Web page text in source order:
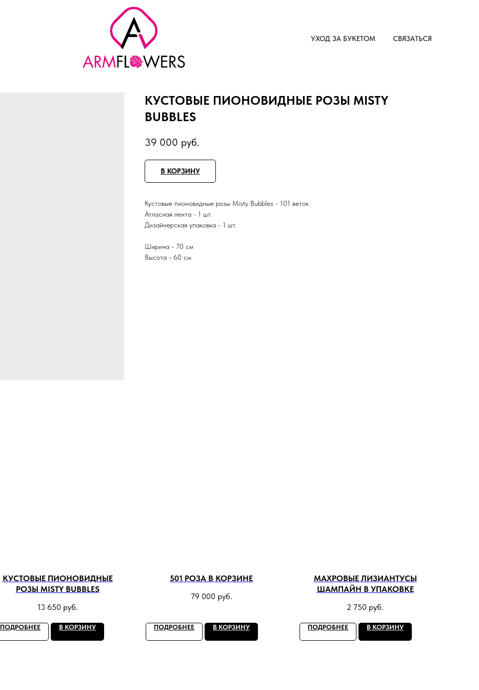
УХОД ЗА БУКЕТОМ СВЯЗАТЬСЯ
КУСТОВЫЕ ПИОНОВИДНЫЕ РОЗЫ MISTY
BUBBLES
39 000 руб.
В КОРЗИНУ
Кустовые пионовидные розы Misty Bubbles - 101 веток
Атласная лента - 1 шт.
Дизайнерская упаковка - 1 шт.
Ширина - 70 см
Высота - 60 см
КУСТОВЫЕ ПИОНОВИДНЫЕ
РОЗЫ MISTY BUBBLES
13 650 руб.
ПОДРОБНЕЕ В КОРЗИНУ
501 РОЗА В КОРЗИНЕ
79 000 руб.
ПОДРОБНЕЕ В КОРЗИНУ
МАХРОВЫЕ ЛИЗИАНТУСЫ
ШАМПАЙН В УПАКОВКЕ
2 750 руб.
ПОДРОБНЕЕ В КОРЗИНУ